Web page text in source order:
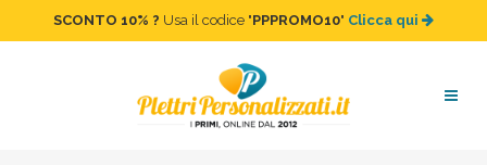
SCONTO 10% ? Usa il codice "PPPROMO10" Clicca qui
plettro-flower-power